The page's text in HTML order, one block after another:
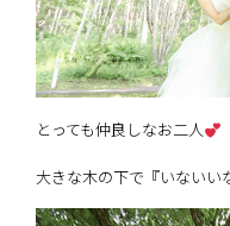
とっても仲良しなお二人
大きな木の下で『いないい